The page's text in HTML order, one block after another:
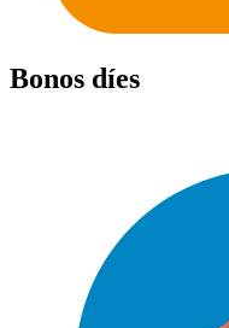
Bonos díes